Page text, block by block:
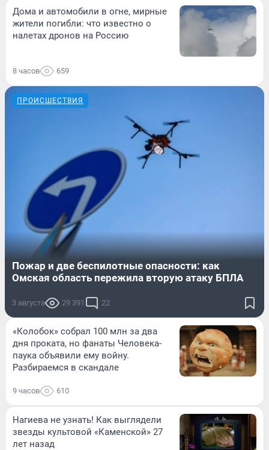
Дома и автомобили в огне, мирные
жители погибли: что известно о
налетах дронов на Россию
8 часов 659
ПРОИСШЕСТВИЯ
Пожар и две беспилотные опасности: как
Омская область пережила вторую атаку БПЛА
3 августа 29 391 22
«Колобок» собрал 100 млн за два
дня проката, но фанаты Человека-
паука объявили ему войну.
Разбираемся в скандале
9 часов 610
Нагиева не узнать! Как выглядели
звезды культовой «Каменской» 27
лет назад